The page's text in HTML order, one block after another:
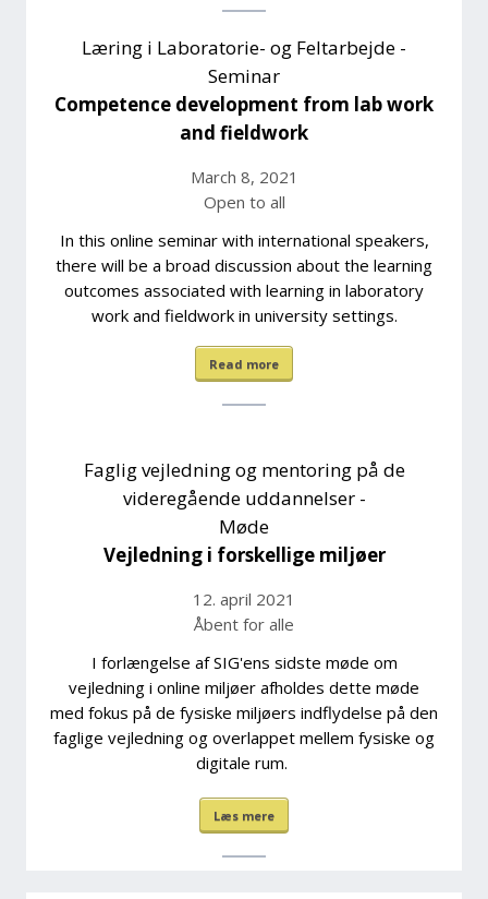
Læring i Laboratorie- og Feltarbejde -
Seminar
Competence development from lab work
and fieldwork
March 8, 2021
Open to all
In this online seminar with international speakers,
there will be a broad discussion about the learning
outcomes associated with learning in laboratory
work and fieldwork in university settings.
Read more
Faglig vejledning og mentoring på de
videregående uddannelser -
Møde
Vejledning i forskellige miljøer
12. april 2021
Åbent for alle
I forlængelse af SIG'ens sidste møde om
vejledning i online miljøer afholdes dette møde
med fokus på de fysiske miljøers indflydelse på den
faglige vejledning og overlappet mellem fysiske og
digitale rum.
Læs mere